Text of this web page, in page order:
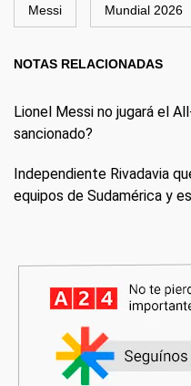
Messi Mundial 2026
NOTAS RELACIONADAS
Lionel Messi no jugará el
sancionado?
Independiente Rivadavia
equipos de Sudamérica y